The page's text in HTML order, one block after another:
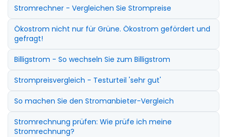
Stromrechner - Vergleichen Sie Strompreise
Ökostrom nicht nur für Grüne. Ökostrom gefördert und
gefragt!
Billigstrom - So wechseln Sie zum Billigstrom
Strompreisvergleich - Testurteil 'sehr gut'
So machen Sie den Stromanbieter-Vergleich
Stromrechnung prüfen: Wie prüfe ich meine
Stromrechnung?